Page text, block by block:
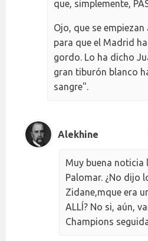
que, simplemente,
Ojo, que se
para que el Madrid
gordo. Lo ha dicho
gran tiburón blanco
sangre".
Alekhine
Muy buena noticia
Palomar. ¿No dijo
Zidane,mque era
ALLÍ? No si, aún,
Champions